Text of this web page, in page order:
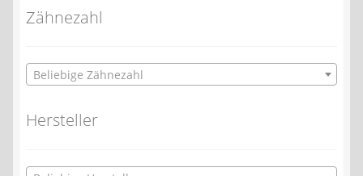
Zähnezahl
Beliebige Zähnezahl
Hersteller